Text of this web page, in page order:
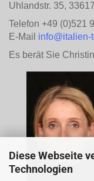
Diese Webseite
Technologien
Uhlandstr. 35,
Telefon +49 (0)521
E-Mail info@italien-
Es berät Sie